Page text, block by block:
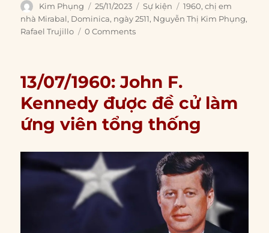
Author
Kim Phụng
Posted
on
25/11/2023 Categories
Sự kiện Tags
1960,chị em
nhà Mirabal, Dominica, ngày 2511, Nguyễn Thị Kim Phụng,
Rafael Trujillo
0 Comments
13/07/1960: John F.
Kennedy được đề cử làm
ứng viên tổng thống